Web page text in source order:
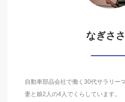
なぎさ
自動車部品会社で働く30代サラリー
妻と娘2人の4人でくらしています。